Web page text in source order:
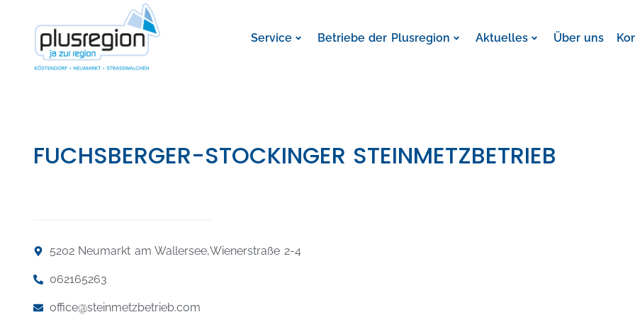
Service Betriebe der Plusregion Aktuelles Über uns
FUCHSBERGER-STOCKINGER STEINMETZBETRIEB
5202 Neumarkt am Wallersee,Wienerstraße 2-4
062165263
office@steinmetzbetrieb.com